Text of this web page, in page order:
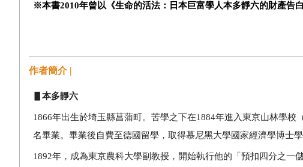
※本書2010年曾以《生命的活法：日本巨富學人本多靜六的財產告
作者簡介 |
▋本多靜六
1866年出生於埼玉縣菖蒲町。苦學之下在1884年進入東京山林學
名畢業。畢業後自費至德國留學，取得慕尼黑大學國家經濟學博士學
1892年，成為東京農科大學副教授，開始執行他的「預扣四分之一